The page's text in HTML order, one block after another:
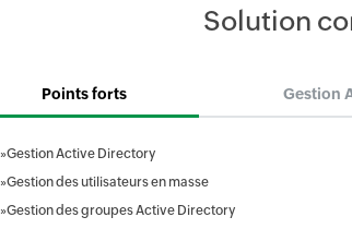
Solution
Points forts Gestion
»Gestion Active Directory
»Gestion des utilisateurs en masse
»Gestion des groupes Active Directory